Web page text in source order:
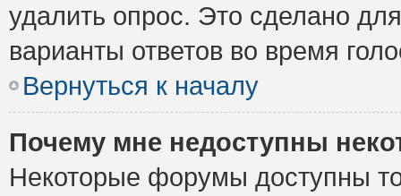
удалить опрос. Это сделано
варианты ответов во время
Вернуться к началу
Почему мне недоступны
Некоторые форумы доступны